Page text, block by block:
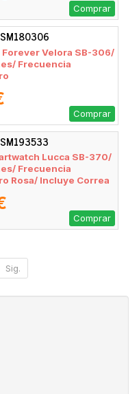
Comprar
Forever Velora SB-306/
Frecuencia
Comprar
Lucca SB-370/
Frecuencia
Rosa/ Incluye Correa
Comprar
Sig.